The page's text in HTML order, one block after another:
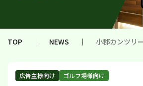
TOP ｜ NEWS ｜ 小郡カンツリ
広告主様向け ゴルフ場様向け